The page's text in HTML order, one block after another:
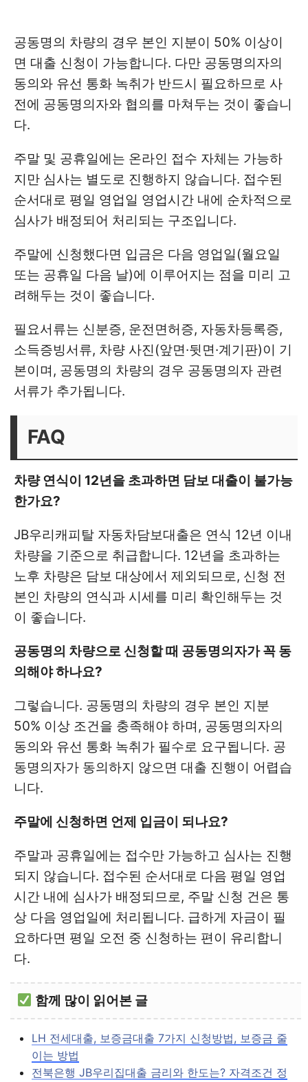
공동명의 차량의 경우 본인 지분이 50% 이상이
면 대출 신청이 가능합니다. 다만 공동명의자의
동의와 유선 통화 녹취가 반드시 필요하므로 사
전에 공동명의자와 협의를 마쳐두는 것이 좋습니
다.
주말 및 공휴일에는 온라인 접수 자체는 가능하
지만 심사는 별도로 진행하지 않습니다. 접수된
순서대로 평일 영업일 영업시간 내에 순차적으로
심사가 배정되어 처리되는 구조입니다.
주말에 신청했다면 입금은 다음 영업일(월요일
또는 공휴일 다음 날)에 이루어지는 점을 미리 고
려해두는 것이 좋습니다.
필요서류는 신분증, 운전면허증, 자동차등록증,
소득증빙서류, 차량 사진(앞면·뒷면·계기판)이 기
본이며, 공동명의 차량의 경우 공동명의자 관련
서류가 추가됩니다.
FAQ
차량 연식이 12년을 초과하면 담보 대출이 불가능
한가요?
JB우리캐피탈 자동차담보대출은 연식 12년 이내
차량을 기준으로 취급합니다. 12년을 초과하는
노후 차량은 담보 대상에서 제외되므로, 신청 전
본인 차량의 연식과 시세를 미리 확인해두는 것
이 좋습니다.
공동명의 차량으로 신청할 때 공동명의자가 꼭 동
의해야 하나요?
그렇습니다. 공동명의 차량의 경우 본인 지분
50% 이상 조건을 충족해야 하며, 공동명의자의
동의와 유선 통화 녹취가 필수로 요구됩니다. 공
동명의자가 동의하지 않으면 대출 진행이 어렵습
니다.
주말에 신청하면 언제 입금이 되나요?
주말과 공휴일에는 접수만 가능하고 심사는 진행
되지 않습니다. 접수된 순서대로 다음 평일 영업
시간 내에 심사가 배정되므로, 주말 신청 건은 통
상 다음 영업일에 처리됩니다. 급하게 자금이 필
요하다면 평일 오전 중 신청하는 편이 유리합니
다.
함께 많이 읽어본 글
LH 전세대출, 보증금대출 7가지 신청방법, 보증금 줄
이는 방법
전북은행 JB우리집대출 금리와 한도는? 자격조건 정